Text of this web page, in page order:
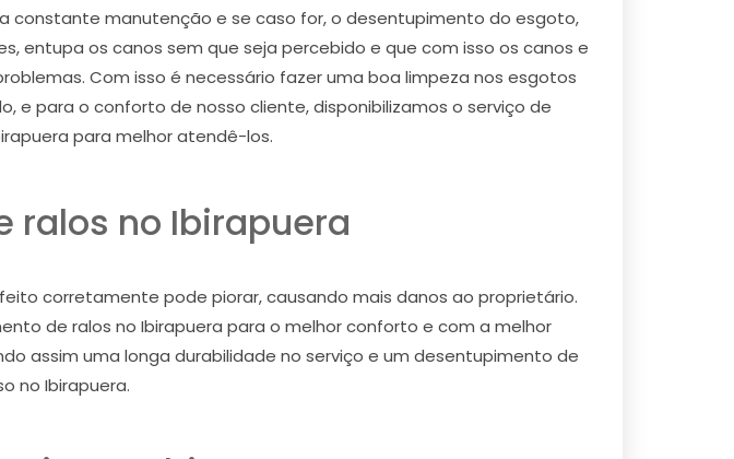
constante manutenção e se caso for, o desentupimento do esgoto,
entupa os canos sem que seja percebido e que com isso os canos e
Com isso é necessário fazer uma boa limpeza nos esgotos
para o conforto de nosso cliente, disponibilizamos o serviço de
para melhor atendê-los.
ralos no Ibirapuera
corretamente pode piorar, causando mais danos ao proprietário.
de ralos no Ibirapuera para o melhor conforto e com a melhor
assim uma longa durabilidade no serviço e um desentupimento de
no Ibirapuera.